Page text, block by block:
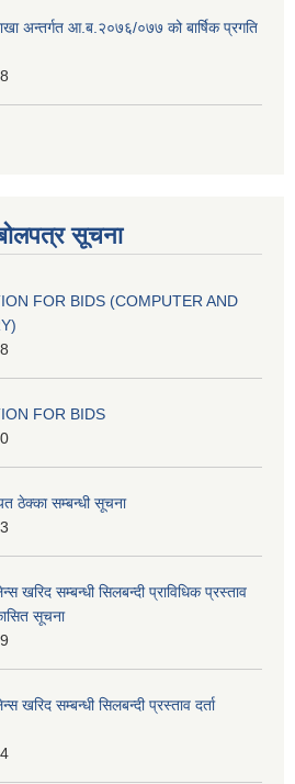
अन्तर्गत आ.ब.२०७६/०७७ को बार्षिक प्रगति
सूचना
FOR BIDS (COMPUTER AND
FOR BIDS
ठेक्का सम्बन्धी सूचना
खरिद सम्बन्धी सिलबन्दी प्राविधिक प्रस्ताव
सूचना
खरिद सम्बन्धी सिलबन्दी प्रस्ताव दर्ता